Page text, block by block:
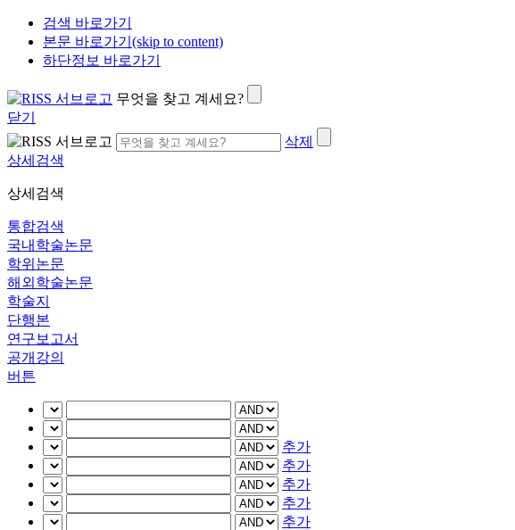
검색 바로가기
본문 바로가기(skip to content)
하단정보 바로가기
무엇을 찾고 계세요?
닫기
삭제
상세검색
상세검색
통합검색
국내학술논문
학위논문
해외학술논문
학술지
단행본
연구보고서
공개강의
버튼
추가
추가
추가
추가
추가